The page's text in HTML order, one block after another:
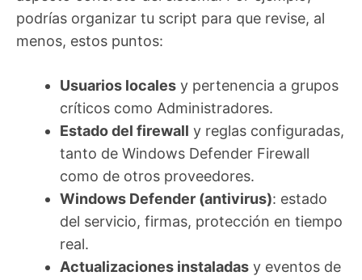
podrías organizar tu script para que revise, al
menos, estos puntos:
Usuarios locales y pertenencia a grupos
críticos como Administradores.
Estado del firewall y reglas configuradas,
tanto de Windows Defender Firewall
como de otros proveedores.
Windows Defender (antivirus): estado
del servicio, firmas, protección en tiempo
real.
Actualizaciones instaladas y eventos de